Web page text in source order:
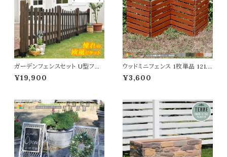
ガーデンフェンスセット U型フェ
ンス1枚 土中用金具2個 フェンス
セット 120cm幅 ホワイト ダーク
形フェンス おすすめ おしゃれ 北
欧 庭のフェンス 土中用金具セッ
ト 庭 ガーデニング 花壇 境界線
目隠し
¥19,900
ウッドミニフェンス 1枚単品 121.5
cm幅 ボーダーフェンス ライトブ
ラウン ホワイト ダークグリーン グ
m 奥行1.6cm 高さ44cm おす
すめ おしゃれ 北欧 モダン スタ
イリッシュ 天然木 庭のフェンス
花壇のフェンス
¥3,600